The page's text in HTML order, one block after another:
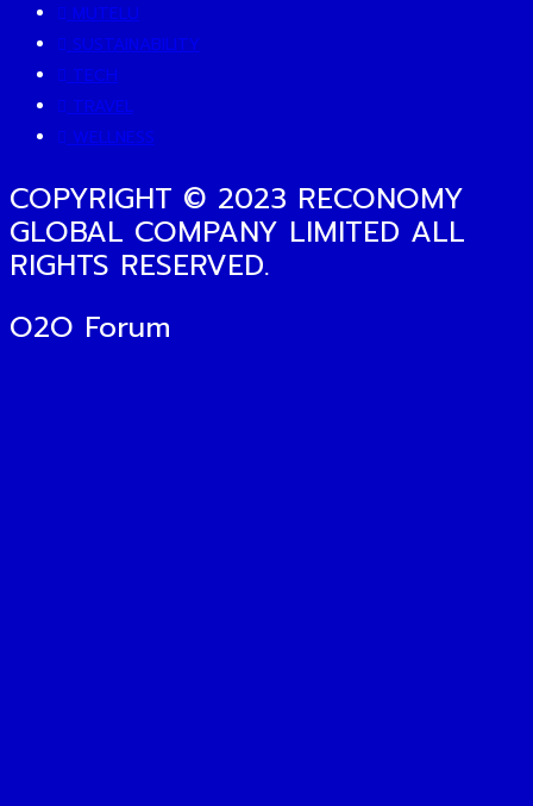
MUTELU
SUSTAINABILITY
TECH
TRAVEL
WELLNESS
COPYRIGHT © 2023 RECONOMY
GLOBAL COMPANY LIMITED ALL
RIGHTS RESERVED.
O2O Forum